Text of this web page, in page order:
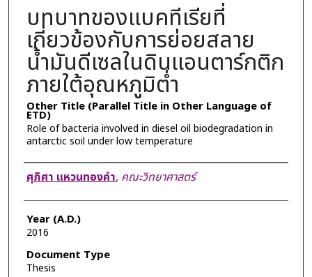
บทบาทของแบคทีเรียที่
เกี่ยวข้องกับการย่อยสลาย
น้ำมันดีเซลในดินแอนตาร์กติก
ภายใต้อุณหภูมิต่ำ
Other Title (Parallel Title in Other Language of
ETD)
Role of bacteria involved in diesel oil biodegradation in
antarctic soil under low temperature
Author
ศุภิศา แหวนทองคำ, คณะวิทยาศาสตร์
Year (A.D.)
2016
Document Type
Thesis